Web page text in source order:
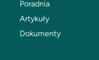
Poradnia
Artykuły
Dokumenty